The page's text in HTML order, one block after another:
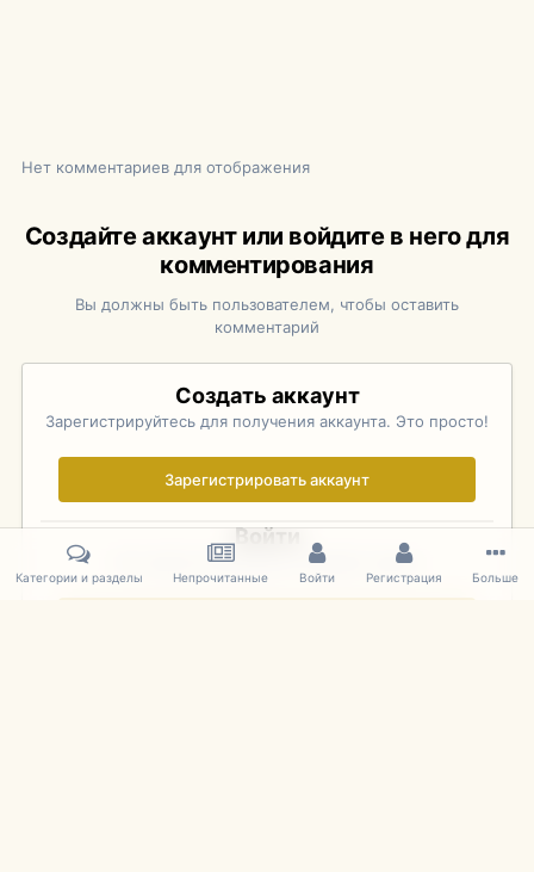
Нет комментариев для отображения
Создайте аккаунт или войдите в него для
комментирования
Вы должны быть пользователем, чтобы оставить
комментарий
Создать аккаунт
Зарегистрируйтесь для получения аккаунта. Это просто!
Зарегистрировать аккаунт
Войти
Уже зарегистрированы? Войдите здесь.
Категории и разделы Непрочитанные Войти Регистрация Больше